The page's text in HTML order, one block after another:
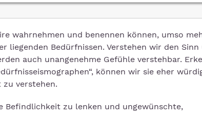
wahrnehmen und benennen können, umso
liegenden Bedürfnissen. Verstehen wir den Sinn
auch unangenehme Gefühle verstehbar.
können wir sie eher
zu verstehen.
zu lenken und ungewünschte,